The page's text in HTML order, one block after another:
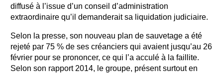
diffusé à l’issue d’un conseil d’administration
extraordinaire qu’il demanderait sa liquidation judiciaire.
Selon la presse, son nouveau plan de sauvetage a été
rejeté par 75 % de ses créanciers qui avaient jusqu’au 26
février pour se prononcer, ce qui l’a acculé à la faillite.
Selon son rapport 2014, le groupe, présent surtout en